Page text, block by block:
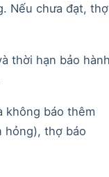
Nếu chưa đạt, thợ
thời hạn bảo
không báo thêm
hỏng), thợ báo